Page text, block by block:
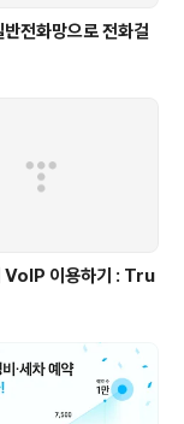
전화망으로 전화걸
VoIP 이용하기 : Tru